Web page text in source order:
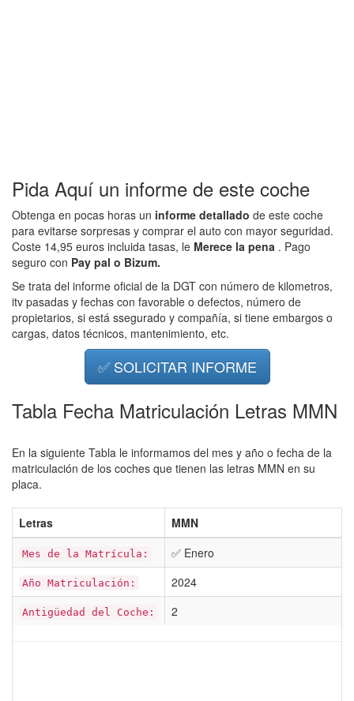
Pida Aquí un informe de este coche
Obtenga en pocas horas un informe detallado de este coche
para evitarse sorpresas y comprar el auto con mayor seguridad.
Coste 14,95 euros incluida tasas, le Merece la pena . Pago
seguro con Pay pal o Bizum.
Se trata del informe oficial de la DGT con número de kilometros,
itv pasadas y fechas con favorable o defectos, número de
propietarios, si está ssegurado y compañía, si tiene embargos o
cargas, datos técnicos, mantenimiento, etc.
✅ SOLICITAR INFORME
Tabla Fecha Matriculación Letras MMN
En la siguiente Tabla le informamos del mes y año o fecha de la
matriculación de los coches que tienen las letras MMN en su
placa.
Letras MMN
Mes de la Matrícula: ✅ Enero
Año Matriculación: 2024
Antigüedad del Coche: 2